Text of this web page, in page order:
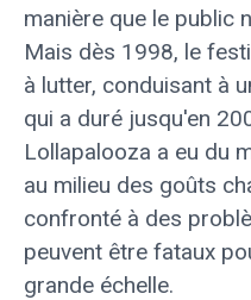
manière que le public
Mais dès 1998, le
à lutter, conduisant à
qui a duré jusqu'en
Lollapalooza a eu du
au milieu des goûts
confronté à des
peuvent être fataux
grande échelle.